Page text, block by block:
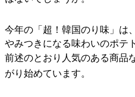
今年の「超！韓国のり味」は
やみつきになる味わいのポテ
前述のとおり人気のある商品
がり始めています。